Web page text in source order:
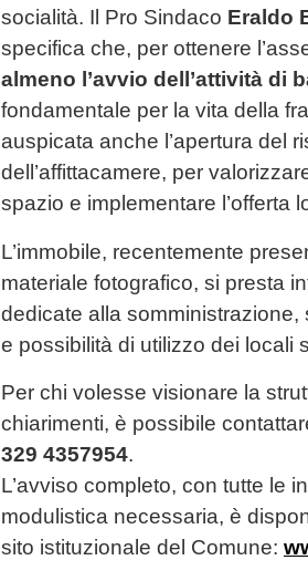
socialità. Il Pro Sindaco Eraldo
specifica che, per ottenere
almeno l’avvio dell’attività di
fondamentale per la vita della
auspicata anche l’apertura del
dell’affittacamere, per
spazio e implementare l’offerta
L’immobile, recentemente
materiale fotografico, si presta
dedicate alla somministrazione,
e possibilità di utilizzo dei locali
Per chi volesse visionare la
chiarimenti, è possibile
329 4357954.
L’avviso completo, con tutte le
modulistica necessaria, è
sito istituzionale del Comune: